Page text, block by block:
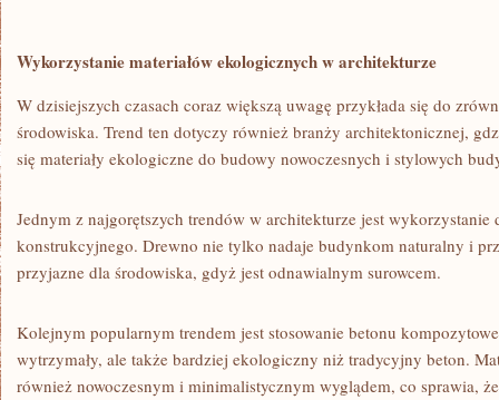
Wykorzystanie materiałów ekologicznych w architekturze
W dzisiejszych czasach coraz większą⁣ uwagę przykłada się do
środowiska. Trend ten dotyczy również branży architektonicznej,
się materiały ekologiczne do budowy nowoczesnych i stylowych
Jednym z najgorętszych trendów w architekturze jest wykorzystanie
konstrukcyjnego. Drewno⁣ nie tylko nadaje budynkom naturalny i
przyjazne dla ⁣środowiska, gdyż jest odnawialnym ⁤surowcem.
Kolejnym popularnym trendem jest stosowanie betonu
wytrzymały, ale także bardziej ekologiczny niż tradycyjny beton.
również nowoczesnym i minimalistycznym wyglądem, co sprawia,